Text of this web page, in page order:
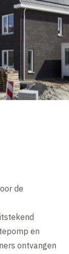
de
en
ontvangen